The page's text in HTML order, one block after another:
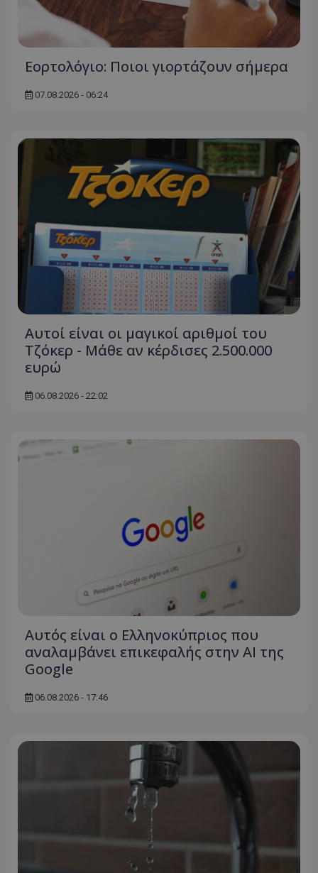
Εορτολόγιο: Ποιοι γιορτάζουν σήμερα
07.08.2026 - 06:24
Αυτοί είναι οι μαγικοί αριθμοί του
Τζόκερ - Μάθε αν κέρδισες 2.500.000
ευρώ
06.08.2026 - 22:02
Αυτός είναι ο Ελληνοκύπριος που
αναλαμβάνει επικεφαλής στην ΑΙ της
Google
06.08.2026 - 17:46